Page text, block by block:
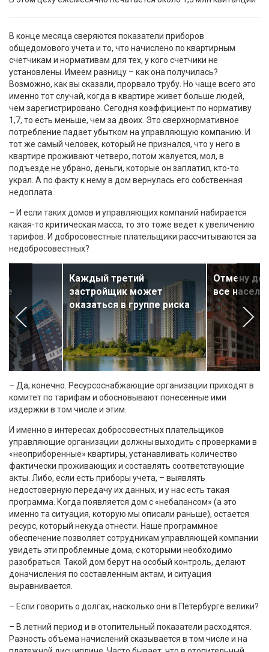
В конце месяца сверяются показатели приборов
общедомового учета и то, что начислено по квартирным
счетчикам и нормативам для тех, у кого счетчики не
установлены. Имеем разницу – как она получилась?
Возможно, как вы сказали, прорвало трубу. Но чаще всего это
именно тот случай, когда в квартире живет больше людей,
чем зарегистрировано. Сегодня коэффициент по нормативу
1,7, то есть меньше, чем за двоих. Это сверхнормативное
потребление падает убытком на управляющую компанию. И
тот же самый человек, который не признался, что у него в
квартире проживают четверо, потом жалуется, мол, в
подъезде не убрано, деньги, которые он заплатил, кто-то
украл. А по факту к нему в дом вернулась его собственная
недоплата.
– И если таких домов и управляющих компаний набирается
какая-то критическая масса, то это тоже ведет к увеличению
тарифов. И добросовестные плательщики рассчитываются за
недобросовестных?
в
Каждый третий
застройщик может
оказаться в группе риска
Отмену
все
– Да, конечно. Ресурсоснабжающие организации приходят в
комитет по тарифам и обосновывают понесенные ими
издержки в том числе и этим.
И именно в интересах добросовестных плательщиков
управляющие организации должны выходить с проверками в
«неоприборенные» квартиры, устанавливать количество
фактически проживающих и составлять соответствующие
акты. Либо, если есть приборы учета, – выявлять
недостоверную передачу их данных, и у нас есть такая
программа. Когда появляется дом с «небалансом» (а это
именно та ситуация, которую мы описали раньше), остается
ресурс, который некуда отнести. Наше программное
обеспечение позволяет сотрудникам управляющей компании
увидеть эти проблемные дома, с которыми необходимо
разобраться. Такой дом берут на особый контроль, делают
доначисления по составленным актам, и ситуация
выравнивается.
– Если говорить о долгах, насколько они в Петербурге велики?
– В летний период и в отопительный показатели расходятся.
Разность объема начислений сказывается в том числе и на